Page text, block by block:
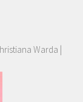
Warda |